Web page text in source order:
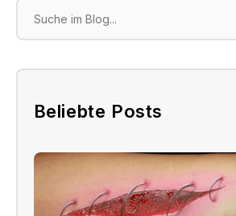
Beliebte Posts